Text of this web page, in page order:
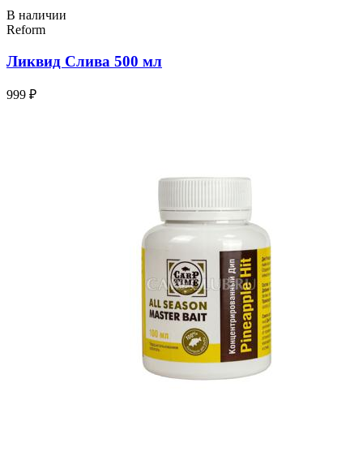
В наличии
Reform
Ликвид Слива 500 мл
999 ₽